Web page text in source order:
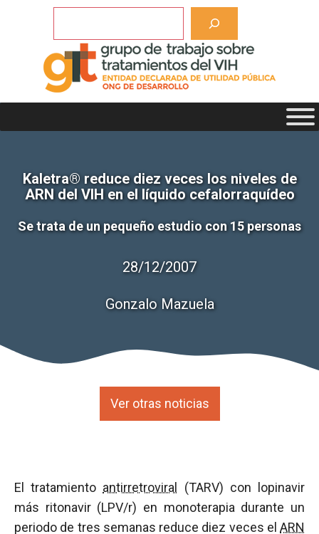
Kaletra® reduce diez veces los niveles de
ARN del VIH en el líquido cefalorraquídeo
Se trata de un pequeño estudio con 15 personas
28/12/2007
Gonzalo Mazuela
Ver otras noticias
El tratamiento antirretroviral
(TARV) con lopinavir
más ritonavir (LPV/r) en monoterapia durante un
periodo de tres semanas reduce diez veces el ARN